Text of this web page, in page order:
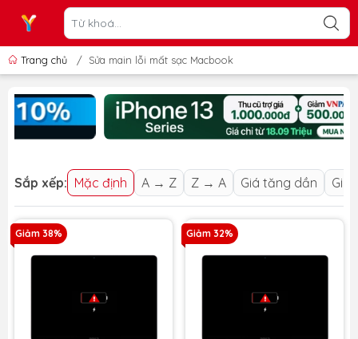
Trang chủ / Sửa main lỗi mất sạc Macbook
Sắp xếp: Mặc định A → Z Z → A Giá tăng dần Giá
Giảm 38% Giảm 32%